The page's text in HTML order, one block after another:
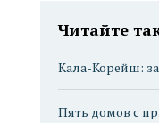
Читайте
Кала-Корейш:
Пять домов с